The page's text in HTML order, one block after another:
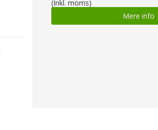
(Inkl. moms)
Mere info